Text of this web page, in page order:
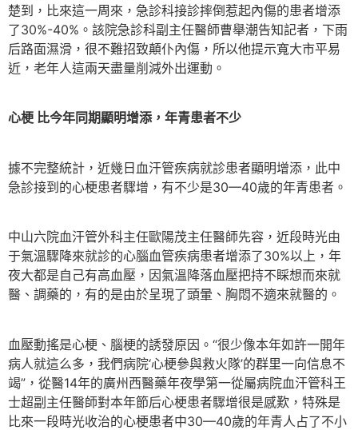
楚到，比來這一周來，急診科接診摔倒惹起內傷的患者增添
了30%-40%。該院急診科副主任醫師曹舉潮告知記者，下雨
后路面濕滑，很不難招致顛仆內傷，所以他提示寬大市平易
近，老年人這兩天盡量削減外出運動。
心梗 比今年同期顯明增添，年青患者不少
據不完整統計，近幾日血汗管疾病就診患者顯明增添，此中
急診接到的心梗患者驟增，有不少是30—40歲的年青患者。
中山六院血汗管外科主任歐陽茂主任醫師先容，近段時光由
于氣溫驟降來就診的心腦血管疾病患者增添了30%以上，年
夜大都是自己有高血壓，因氣溫降落血壓把持不睬想而來就
醫、調藥的，有的是由於呈現了頭暈、胸悶不適來就醫的。
血壓動搖是心梗、腦梗的誘發原因。“很少像本年如許一開年
病人就這么多，我們病院‘心梗參與救火隊’的群里一向信息不
竭”，從醫14年的廣州西醫藥年夜學第一從屬病院血汗管科王
士超副主任醫師對本年節后心梗患者驟增很是感歎，特殊是
比來一段時光收治的心梗患者中30—40歲的年青人占了不小